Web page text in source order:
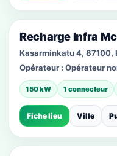
Recharge Infra
Kasarminkatu 4, 87100,
Opérateur : Opérateur
150 kW 1 connecteur
Fiche lieu Ville